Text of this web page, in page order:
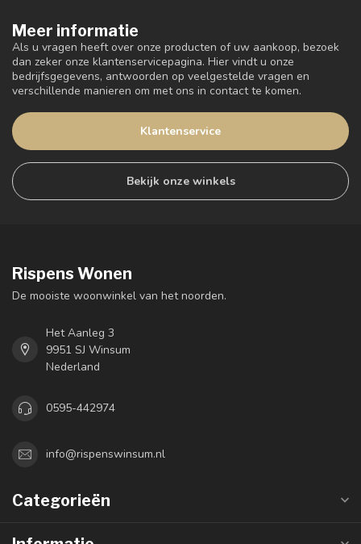
Meer informatie
Als u vragen heeft over onze producten of uw aankoop, bezoek
dan zeker onze klantenservicepagina. Hier vindt u onze
bedrijfsgegevens, antwoorden op veelgestelde vragen en
verschillende manieren om met ons in contact te komen.
Klantenservice
Bekijk onze winkels
Rispens Wonen
De mooiste woonwinkel van het noorden.
Het Aanleg 3
9951 SJ Winsum
Nederland
0595-442974
info@rispenswinsum.nl
Categorieën